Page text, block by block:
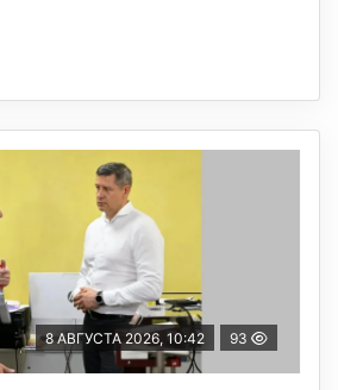
8 АВГУСТА 2026, 10:42 93